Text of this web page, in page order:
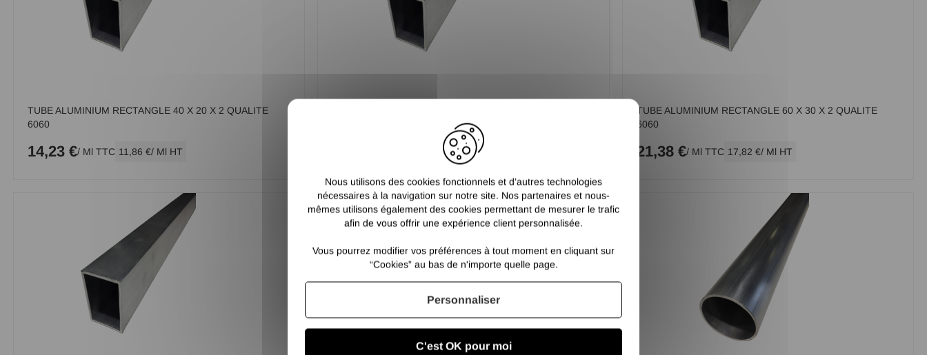
TUBE ALUMINIUM RECTANGLE 40 X 20 X 2 QUALITE
6060
14,23 €/ Ml TTC 11,86 €/ Ml HT 16,20 €/ Ml HT
TUBE ALUMINIUM RECTANGLE 60 X 30 X 2 QUALITE
6060
21,38 €/ Ml TTC 17,82 €/ Ml HT
Nous utilisons des cookies fonctionnels et d’autres technologies
nécessaires à la navigation sur notre site. Nos partenaires et nous-
mêmes utilisons également des cookies permettant de mesurer le trafic
afin de vous offrir une expérience client personnalisée.
Vous pourrez modifier vos préférences à tout moment en cliquant sur
“Cookies” au bas de n'importe quelle page.
C'est OK pour moi
Personnaliser